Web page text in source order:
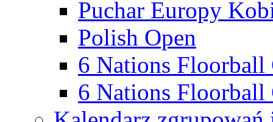
Puchar Europy
Polish Open
6 Nations Floorball
6 Nations Floorball